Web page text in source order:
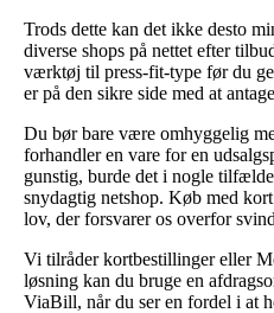
Trods dette kan det ikke desto
diverse shops på nettet efter
værktøj til press-fit-type før du
er på den sikre side med at
Du bør bare være omhyggelig
forhandler en vare for en
gunstig, burde det i nogle
snydagtig netshop. Køb med
lov, der forsvarer os overfor
Vi tilråder kortbestillinger eller
løsning kan du bruge en
ViaBill, når du ser en fordel i at